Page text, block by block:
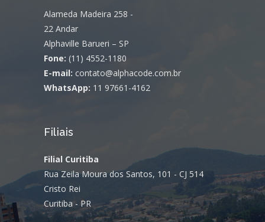
Alameda Madeira 258 -
22 Andar
Alphaville Barueri – SP
Fone: (11) 4552-1180
E-mail: contato@alphacode.com.br
WhatsApp: 11 97661-4162
Filiais
Filial Curitiba
Rua Zeila Moura dos Santos, 101 - CJ 514
Cristo Rei
Curitiba - PR